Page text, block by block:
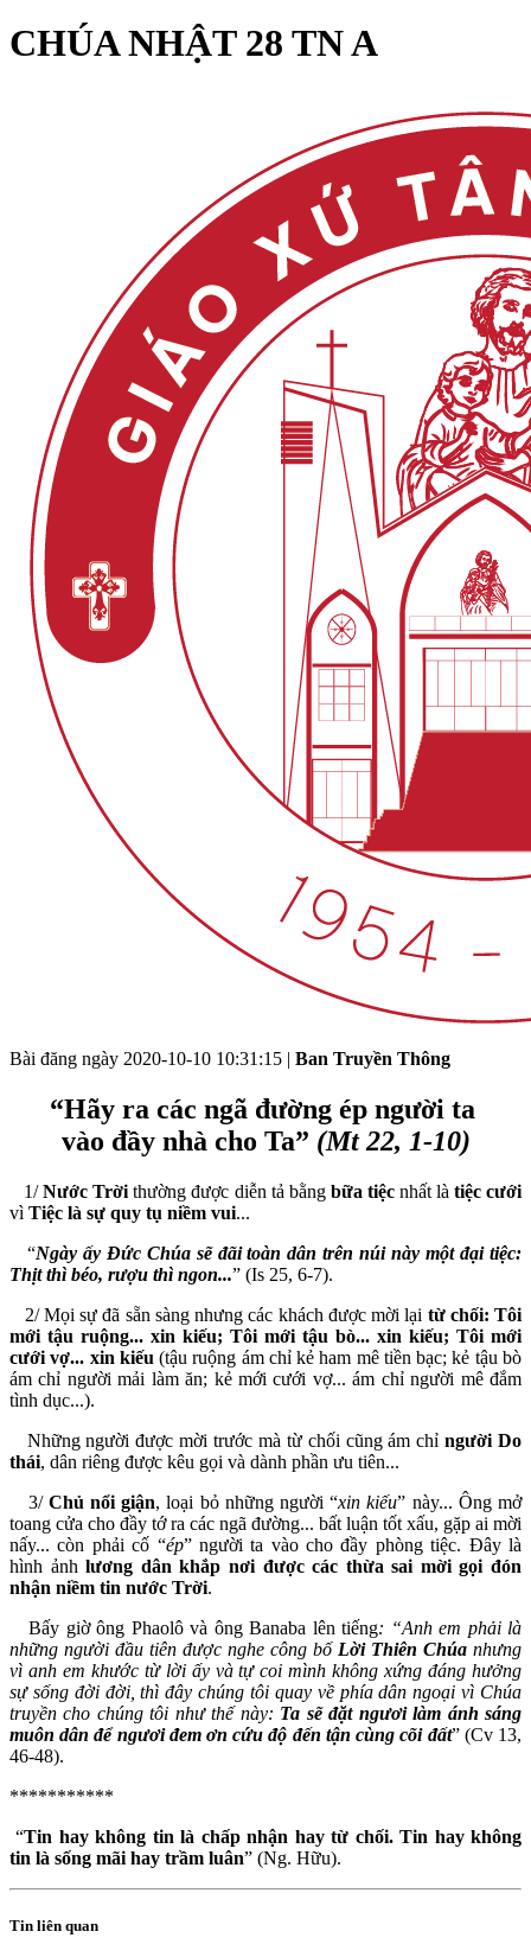
CHÚA NHẬT 28 TN A
Bài đăng ngày 2020-10-10 10:31:15 | Ban Truyền Thông
“Hãy ra các ngã đường ép người ta
vào đầy nhà cho Ta” (Mt 22, 1-10)
1/Nước Trời thường được diễn tả bằng bữa tiệcnhất là tiệc cưới
vì Tiệc là sự quy tụ niềm vui...
“Ngày ấy Đức Chúa sẽ đãi toàn dân trên núi này một đại tiệc:
Thịt thì béo, rượu thì ngon...” (Is 25, 6-7).
2/ Mọi sự đã sẵn sàng nhưng các khách được mời lại từ chối: Tôi
mới tậu ruộng... xin kiếu; Tôi mới tậu bò... xin kiếu; Tôi mới
cưới vợ... xin kiếu (tậu ruộng ám chỉ kẻ ham mê tiền bạc; kẻ tậu bò
ám chỉ người mải làm ăn; kẻ mới cưới vợ... ám chỉ người mê đắm
tình dục...).
Những người được mời trước mà từ chối cũng ám chỉngười Do
thái, dân riêng được kêu gọi và dành phần ưu tiên...
3/ Chủ nổi giận, loại bỏ những người “xin kiếu” này... Ông mở
toang cửa cho đầy tớ ra các ngã đường... bất luận tốt xấu, gặp ai mời
nấy... còn phải cố “ép” người ta vào cho đầy phòng tiệc. Đây là
hình ảnhlương dân khắp nơi được các thừa sai mời gọi đón
nhận niềm tin nước Trời.
Bấy giờ ông Phaolô và ông Banaba lên tiếng: “Anh em phải là
những người đầu tiên được nghe công bố Lời Thiên Chúa nhưng
vì anh em khước từ lời ấy và tự coi mình không xứng đáng hưởng
sự sống đời đời, thì đây chúng tôi quay về phía dân ngoại vì Chúa
truyền cho chúng tôi như thế này: Ta sẽ đặt ngươi làm ánh sáng
muôn dân để ngươi đem ơn cứu độ đến tận cùng cõi đất” (Cv 13,
46-48).
***********
“Tin hay không tin là chấp nhận hay từ chối. Tin hay không
tin là sống mãi hay trầm luân” (Ng. Hữu).
Tin liên quan